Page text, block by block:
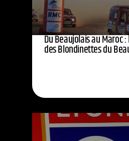
Du Beaujolais au Maroc
des Blondinettes du